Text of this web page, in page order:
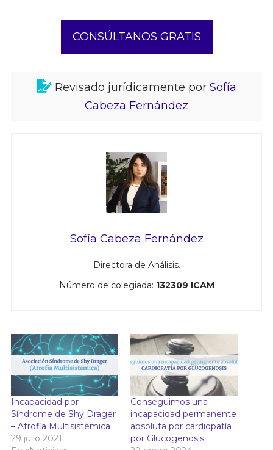
CONSÚLTANOS GRATIS
Revisado jurídicamente por Sofía
Cabeza Fernández
Sofía Cabeza Fernández
Directora de Análisis.
Número de colegiada: 132309 ICAM
Incapacidad por
Síndrome de Shy Drager
– Atrofia Multisistémica
29 julio 2021
Conseguimos una
incapacidad permanente
absoluta por cardiopatía
por Glucogenosis